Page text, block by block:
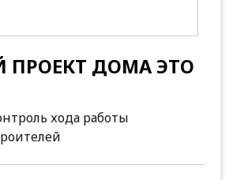
ДОМА ЭТО
хода работы